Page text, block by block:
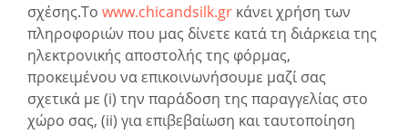
σχέσης.Το www.chicandsilk.gr κάνει χρήση των
πληροφοριών που μας δίνετε κατά τη διάρκεια της
ηλεκτρονικής αποστολής της φόρμας,
προκειμένου να επικοινωνήσουμε μαζί σας
σχετικά με (i) την παράδοση της παραγγελίας στο
χώρο σας, (ii) για επιβεβαίωση και ταυτοποίηση